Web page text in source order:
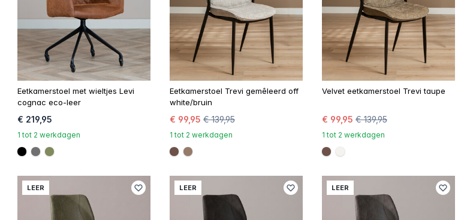
Eetkamerstoel met wieltjes Levi
cognac eco-leer
€ 219,95
1 tot 2 werkdagen
#000000
#707070
#808a5d
Eetkamerstoel Trevi gemêleerd off
white/bruin
€ 99,95 € 139,95
1 tot 2 werkdagen
#6e5148
#967b6a
Velvet eetkamerstoel Trevi taupe
€ 99,95 € 139,95
1 tot 2 werkdagen
#6e5148
#f5f3ef
LEER LEER LEER